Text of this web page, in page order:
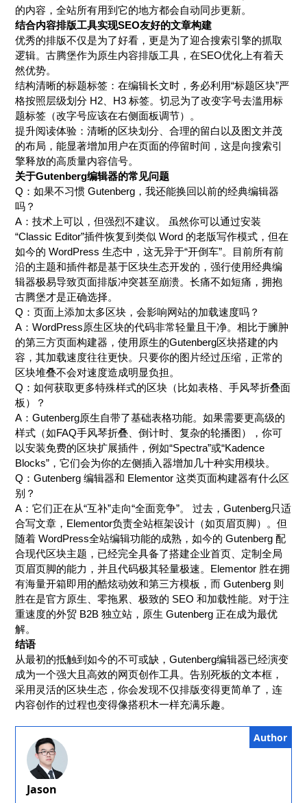
的内容，全站所有用到它的地方都会自动同步更新。
结合内容排版工具实现SEO友好的文章构建
优秀的排版不仅是为了好看，更是为了迎合搜索引擎的抓取
逻辑。古腾堡作为原生内容排版工具，在SEO优化上有着天
然优势。
结构清晰的标题标签：在编辑长文时，务必利用“标题区块”严
格按照层级划分 H2、H3 标签。切忌为了改变字号去滥用标
题标签（改字号应该在右侧面板调节）。
提升阅读体验：清晰的区块划分、合理的留白以及图文并茂
的布局，能显著增加用户在页面的停留时间，这是向搜索引
擎释放的高质量内容信号。
关于Gutenberg编辑器的常见问题
Q：如果不习惯 Gutenberg，我还能换回以前的经典编辑器
吗？
A：技术上可以，但强烈不建议。 虽然你可以通过安装
“Classic Editor”插件恢复到类似 Word 的老版写作模式，但在
如今的 WordPress 生态中，这无异于“开倒车”。目前所有前
沿的主题和插件都是基于区块生态开发的，强行使用经典编
辑器极易导致页面排版冲突甚至崩溃。长痛不如短痛，拥抱
古腾堡才是正确选择。
Q：页面上添加太多区块，会影响网站的加载速度吗？
A：WordPress原生区块的代码非常轻量且干净。相比于臃肿
的第三方页面构建器，使用原生的Gutenberg区块搭建的内
容，其加载速度往往更快。只要你的图片经过压缩，正常的
区块堆叠不会对速度造成明显负担。
Q：如何获取更多特殊样式的区块（比如表格、手风琴折叠面
板）？
A：Gutenberg原生自带了基础表格功能。如果需要更高级的
样式（如FAQ手风琴折叠、倒计时、复杂的轮播图），你可
以安装免费的区块扩展插件，例如“Spectra”或“Kadence
Blocks”，它们会为你的左侧插入器增加几十种实用模块。
Q：Gutenberg 编辑器和 Elementor 这类页面构建器有什么区
别？
A：它们正在从“互补”走向“全面竞争”。 过去，Gutenberg只适
合写文章，Elementor负责全站框架设计（如页眉页脚）。但
随着 WordPress全站编辑功能的成熟，如今的 Gutenberg 配
合现代区块主题，已经完全具备了搭建企业首页、定制全局
页眉页脚的能力，并且代码极其轻量极速。Elementor 胜在拥
有海量开箱即用的酷炫动效和第三方模板，而 Gutenberg 则
胜在是官方原生、零拖累、极致的 SEO 和加载性能。对于注
重速度的外贸 B2B 独立站，原生 Gutenberg 正在成为最优
解。
结语
从最初的抵触到如今的不可或缺，Gutenberg编辑器已经演变
成为一个强大且高效的网页创作工具。告别死板的文本框，
采用灵活的区块生态，你会发现不仅排版变得更简单了，连
内容创作的过程也变得像搭积木一样充满乐趣。
Author
Jason